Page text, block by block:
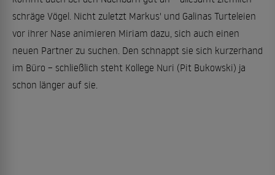
schräge Vögel. Nicht zuletzt Markus' und Galinas Turteleien
vor ihrer Nase animieren Miriam dazu, sich auch einen
neuen Partner zu suchen. Den schnappt sie sich kurzerhand
im Büro – schließlich steht Kollege Nuri (Pit Bukowski) ja
schon länger auf sie.